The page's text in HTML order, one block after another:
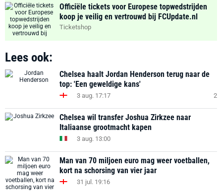
Officiële tickets voor Europese topwedstrijden
koop je veilig en vertrouwd bij FCUpdate.nl
Ticketshop
Lees ook:
Chelsea haalt Jordan Henderson terug naar de
top: 'Een geweldige kans'
3 aug. 17:17 2
Chelsea wil transfer Joshua Zirkzee naar
Italiaanse grootmacht kapen
3 aug. 13:00
Man van 70 miljoen euro mag weer voetballen,
kort na schorsing van vier jaar
31 jul. 19:16